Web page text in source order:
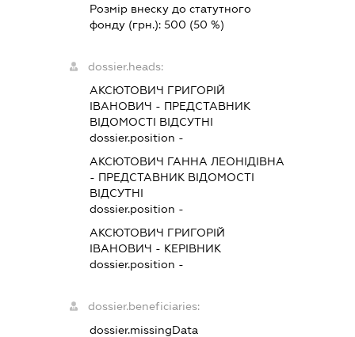
Розмір внеску до статутного
фонду (грн.): 500 (50 %)
dossier.heads:
АКСЮТОВИЧ ГРИГОРІЙ
ІВАНОВИЧ - ПРЕДСТАВНИК
ВІДОМОСТІ ВІДСУТНІ
dossier.position -
АКСЮТОВИЧ ГАННА ЛЕОНІДІВНА
- ПРЕДСТАВНИК ВІДОМОСТІ
ВІДСУТНІ
dossier.position -
АКСЮТОВИЧ ГРИГОРІЙ
ІВАНОВИЧ - КЕРІВНИК
dossier.position -
dossier.beneficiaries:
dossier.missingData